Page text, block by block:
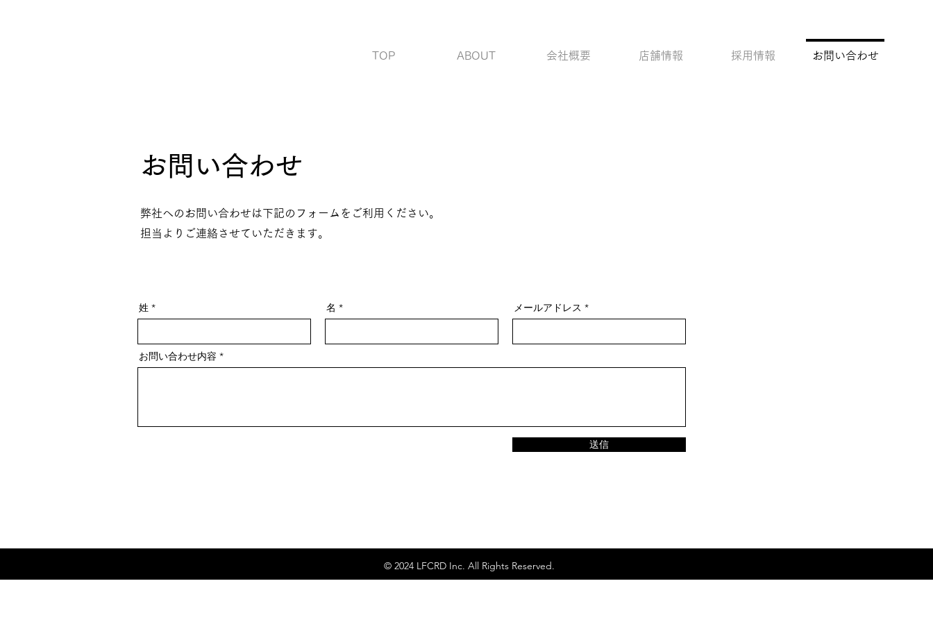
TOP ABOUT 会社概要 店舗情報 採用情報 お問い合わせ
お問い合わせ
弊社へのお問い合わせは下記のフォームをご利用ください。
​担当よりご連絡させていただきます。
姓 名 メールアドレス
お問い合わせ内容
送信
© 2024 LFCRD Inc. All Rights Reserved.